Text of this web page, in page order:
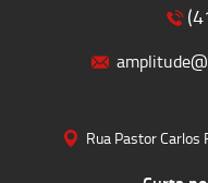
Rua Pastor